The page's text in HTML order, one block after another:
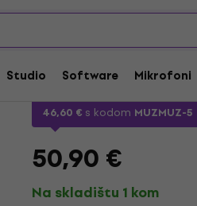
Studio Software Mikrofoni
Ahead AHSKBK
Marka:AheadKod proizvoda:
46,60 € s kodom MUZMUZ-5
50,90 €
Na skladištu 1 kom